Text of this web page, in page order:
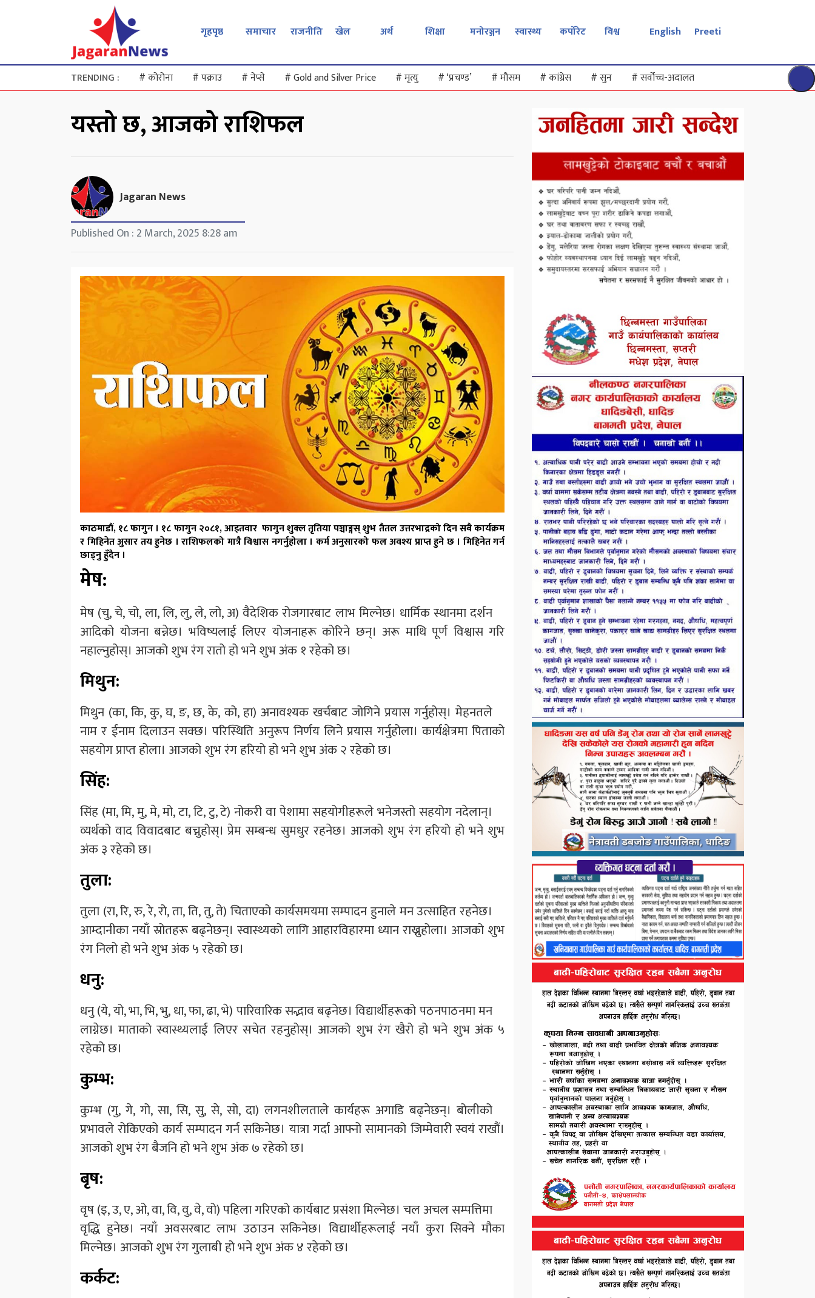
गृहपृष्ठ समाचार राजनीति खेल अर्थ शिक्षा मनोरञ्जन स्वास्थ्य कर्पोरेट विश्व English Preeti
TRENDING : #कोरोना #पक्राउ #नेप्से #Gold and Silver Price #मृत्यु #‘प्रचण्ड’ #मौसम #कांग्रेस #सुन #सर्वोच्च-अदालत
यस्तो छ, आजको राशिफल
Jagaran News
Published On : 2 March, 2025 8:28 am
काठमाडौं, १८ फागुन । १८ फागुन २०८१, आइतवार फागुन शुक्ल तृतिया पञ्चाङ्गस् शुभ तैतल उत्तरभाद्रको दिन सबै कार्यक्रम
र मिहिनेत अुसार तय हुनेछ । राशिफलको मात्रै विश्वास नगर्नुहोला । कर्म अनुसारको फल अवश्य प्राप्त हुने छ । मिहिनेत गर्न
छाड्नु हुँदैन ।
मेष:
मेष (चु, चे, चो, ला, लि, लु, ले, लो, अ) वैदेशिक रोजगारबाट लाभ मिल्नेछ। धार्मिक स्थानमा दर्शन
आदिको योजना बन्नेछ। भविष्यलाई लिएर योजनाहरू कोरिने छन्। अरू माथि पूर्ण विश्वास गरि
नहाल्नुहोस्। आजको शुभ रंग रातो हो भने शुभ अंक १ रहेको छ।
मिथुन:
मिथुन (का, कि, कु, घ, ङ, छ, के, को, हा) अनावश्यक खर्चबाट जोगिने प्रयास गर्नुहोस्। मेहनतले
नाम र ईनाम दिलाउन सक्छ। परिस्थिति अनुरूप निर्णय लिने प्रयास गर्नुहोला। कार्यक्षेत्रमा पिताको
सहयोग प्राप्त होला। आजको शुभ रंग हरियो हो भने शुभ अंक २ रहेको छ।
सिंह:
सिंह (मा, मि, मु, मे, मो, टा, टि, टु, टे) नोकरी वा पेशामा सहयोगीहरूले भनेजस्तो सहयोग नदेलान्।
व्यर्थको वाद विवादबाट बच्नुहोस्। प्रेम सम्बन्ध सुमधुर रहनेछ। आजको शुभ रंग हरियो हो भने शुभ
अंक ३ रहेको छ।
तुला:
तुला (रा, रि, रु, रे, रो, ता, ति, तु, ते) चिताएको कार्यसमयमा सम्पादन हुनाले मन उत्साहित रहनेछ।
आम्दानीका नयाँ स्रोतहरू बढ्नेछन्। स्वास्थ्यको लागि आहारविहारमा ध्यान राख्नुहोला। आजको शुभ
रंग निलो हो भने शुभ अंक ५ रहेको छ।
धनु:
धनु (ये, यो, भा, भि, भु, धा, फा, ढा, भे) पारिवारिक सद्भाव बढ्नेछ। विद्यार्थीहरूको पठनपाठनमा मन
लाग्नेछ। माताको स्वास्थ्यलाई लिएर सचेत रहनुहोस्। आजको शुभ रंग खैरो हो भने शुभ अंक ५
रहेको छ।
कुम्भ:
कुम्भ (गु, गे, गो, सा, सि, सु, से, सो, दा) लगनशीलताले कार्यहरू अगाडि बढ्नेछन्। बोलीको
प्रभावले रोकिएको कार्य सम्पादन गर्न सकिनेछ। यात्रा गर्दा आफ्नो सामानको जिम्मेवारी स्वयं राखौं।
आजको शुभ रंग बैजनि हो भने शुभ अंक ७ रहेको छ।
बृष:
वृष (इ, उ, ए, ओ, वा, वि, वु, वे, वो) पहिला गरिएको कार्यबाट प्रसंशा मिल्नेछ। चल अचल सम्पत्तिमा
वृद्धि हुनेछ। नयाँ अवसरबाट लाभ उठाउन सकिनेछ। विद्यार्थीहरूलाई नयाँ कुरा सिक्ने मौका
मिल्नेछ। आजको शुभ रंग गुलाबी हो भने शुभ अंक ४ रहेको छ।
कर्कट: